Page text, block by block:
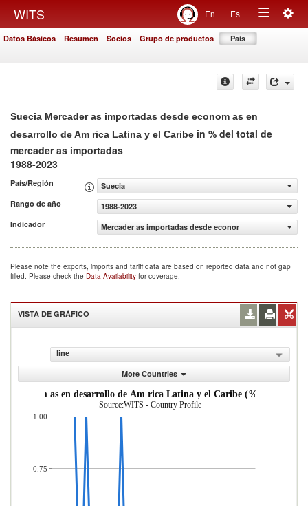
WITS En Es
Toggle
Datos Básicos Resumen Socios Grupo de productos País
Suecia Mercader as importadas desde econom as en
desarrollo de Am rica Latina y el Caribe in % del total de
mercader as importadas
1988-2023
País/Región
Suecia
Rango de año
1988-2023
Indicador
Mercader as importadas desde econom as en
Please note the exports, imports and tariff data are based on reported data and not gap
filled. Please check the Data Availability for coverage.
VISTA DE GRÁFICO
line
More Countries
econom as en desarrollo de Am rica Latina y el Caribe (% del total
Source:WITS - Country Profile
1.00
0.75